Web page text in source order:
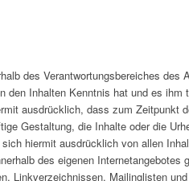
des Verantwortungsbereiches des
Inhalten Kenntnis hat und es ihm
ausdrücklich, dass zum Zeitpunkt
Gestaltung, die Inhalte oder die
hiermit ausdrücklich von allen
des eigenen Internetangebotes
Linkverzeichnissen, Mailinglisten